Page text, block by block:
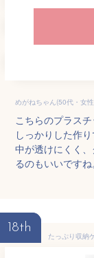
めがねちゃん(50代・女
こちらのプラス
しっかりした作
中が透けにくく
るのもいいですね
18th